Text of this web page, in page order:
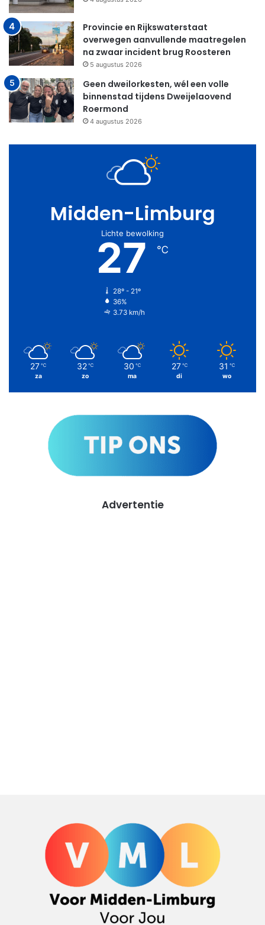
Provincie en Rijkswaterstaat
overwegen aanvullende maatregelen
na zwaar incident brug Roosteren
5 augustus 2026
Geen dweilorkesten, wél een volle
binnenstad tijdens Dweijelaovend
Roermond
4 augustus 2026
Midden-Limburg
Lichte bewolking
27 ℃
28º - 21º
36%
3.73 km/h
27 ℃
za
32 ℃
zo
30 ℃
ma
27 ℃
di
31 ℃
wo
Advertentie